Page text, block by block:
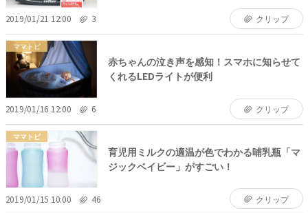
2019/01/21 12:00 3 クリップ
ママトピ
赤ちゃんの泣き声を感知！スマホに知らせて
くれるLEDライトが便利
2019/01/16 12:00 6 クリップ
ママトピ
育児用ミルクの適温が色でわかる哺乳瓶「マ
ジックベイビー」がすごい！
2019/01/15 10:00 46 クリップ